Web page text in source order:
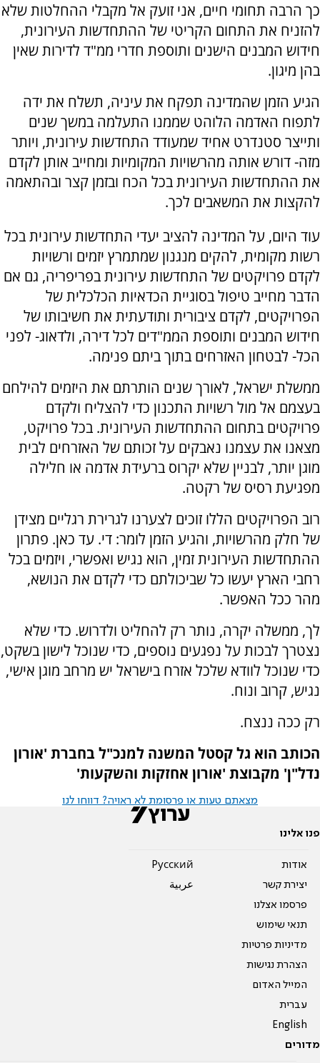
כך הרבה תחומי חיים, אני זועק אל מקבלי ההחלטות שלא
להזניח את התחום הקריטי של ההתחדשות העירונית,
חידוש המבנים הישנים ותוספת חדרי ממ"ד לדירות שאין
בהן מיגון.
הגיע הזמן שהמדינה תפקח את עיניה, תשלח את ידה
לתפוח האדמה הלוהט שממנו התעלמה במשך שנים
ותייצר סטנדרט אחיד שמעודד התחדשות עירונית, ויותר
מזה- דורש אותה מהרשויות המקומיות ומחייב אותן לקדם
את ההתחדשות העירונית בכל הכח ובזמן קצר ובהתאמה
להקצות את המשאבים לכך.
עוד היום, על המדינה להציב יעדי התחדשות עירונית בכל
רשות מקומית, להקים מנגנון שמתמרץ יזמים ורשויות
לקדם פרויקטים של התחדשות עירונית בפריפריה, גם אם
הדבר מחייב טיפול בסוגיית הכדאיות הכלכלית של
הפרויקטים, לקדם ציבורית ותודעתית את חשיבותו של
חידוש המבנים ותוספת הממ"דים לכל דירה, ולדאוג- לפני
הכל- לבטחון האזרחים בתוך ביתם פנימה.
ממשלת ישראל, לאורך שנים הותרתם את היזמים להילחם
בעצמם אל מול רשויות התכנון כדי להצליח ולקדם
פרויקטים בתחום ההתחדשות העירונית. בכל פרויקט,
מצאנו את עצמנו נאבקים על זכותם של האזרחים לבית
מוגן יותר, לבניין שלא יקרוס ברעידת אדמה או חלילה
מפגיעת רסיס של רקטה.
רוב הפרויקטים הללו זוכים לצערנו לגרירת רגליים מצידן
של חלק מהרשויות, והגיע הזמן לומר: די. עד כאן. פתרון
ההתחדשות העירונית זמין, הוא נגיש ואפשרי, ויזמים בכל
רחבי הארץ יעשו כל שביכולתם כדי לקדם את הנושא,
מהר ככל האפשר.
לך, ממשלה יקרה, נותר רק להחליט ולדרוש. כדי שלא
נצטרך לבכות על נפגעים נוספים, כדי שנוכל לישון בשקט,
כדי שנוכל לוודא שלכל אזרח בישראל יש מרחב מוגן אישי,
נגיש, קרוב ונוח.
רק ככה ננצח.
הכותב הוא גל קסטל המשנה למנכ"ל בחברת 'אורון
נדל"ן' מקבוצת 'אורון אחזקות והשקעות'
מצאתם טעות או פרסומת לא ראויה? דווחו לנו
פנו אלינו
אודות
יצירת קשר
פרסמו אצלנו
תנאי שימוש
מדיניות פרטיות
הצהרת נגישות
המייל האדום
עברית
English
Pусский
عربية
מדורים